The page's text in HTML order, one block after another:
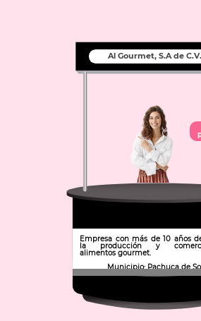
Al Gourmet, S.A de C.V.
Empresa con más de 10 años
la producción y
alimentos gourmet.
Municipio: Pachuca de